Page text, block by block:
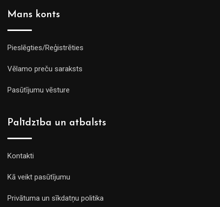
Mans konts
Pieslēgties/Reģistrēties
Vēlamo preču saraksts
Pasūtījumu vēsture
Palīdzība un atbalsts
Kontakti
Kā veikt pasūtījumu
Privātuma un sīkdatņu politika